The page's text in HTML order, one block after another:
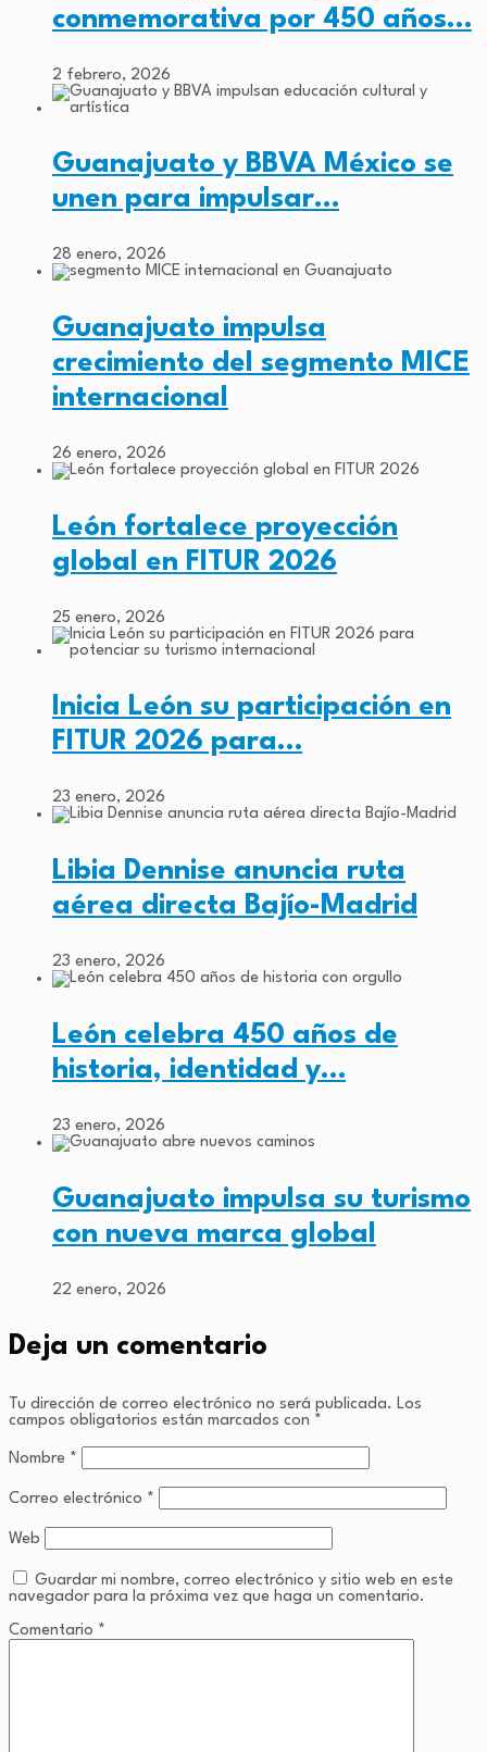
conmemorativa por 450 años…
2 febrero, 2026
Guanajuato y BBVA México se
unen para impulsar…
28 enero, 2026
Guanajuato impulsa
crecimiento del segmento MICE
internacional
26 enero, 2026
León fortalece proyección
global en FITUR 2026
25 enero, 2026
Inicia León su participación en
FITUR 2026 para…
23 enero, 2026
Libia Dennise anuncia ruta
aérea directa Bajío-Madrid
23 enero, 2026
León celebra 450 años de
historia, identidad y…
23 enero, 2026
Guanajuato impulsa su turismo
con nueva marca global
22 enero, 2026
Deja un comentario
Tu dirección de correo electrónico no será publicada. Los
campos obligatorios están marcados con *
Nombre *
Correo electrónico *
Web
Guardar mi nombre, correo electrónico y sitio web en este
navegador para la próxima vez que haga un comentario.
Comentario *